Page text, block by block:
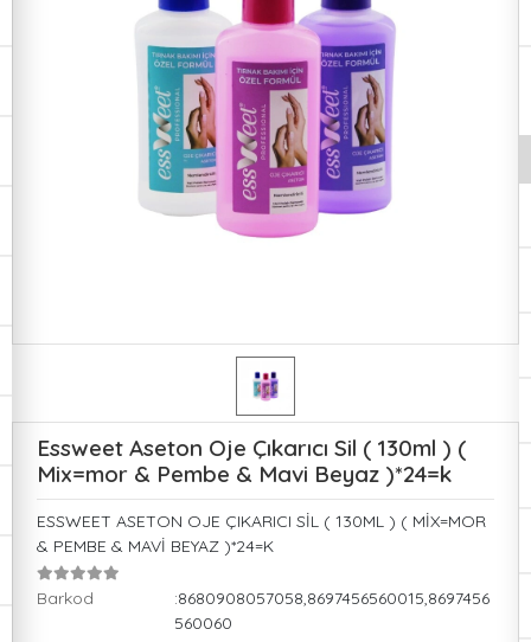
Essweet Aseton Oje Çıkarıcı Sil ( 130ml ) (
Mix=mor & Pembe & Mavi Beyaz )*24=k
ESSWEET ASETON OJE ÇIKARICI SİL ( 130ML ) ( MİX=MOR
& PEMBE & MAVİ BEYAZ )*24=K
Barkod
:8680908057058,8697456560015,8697456
560060